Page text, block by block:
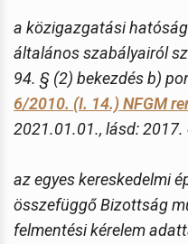
a közigazgatási
általános szabályairól
94. § (2) bekezdés b)
6/2010. (I. 14.) NFGM
2021.01.01., lásd: 2017.
az egyes kereskedelmi
összefüggő Bizottság
felmentési kérelem